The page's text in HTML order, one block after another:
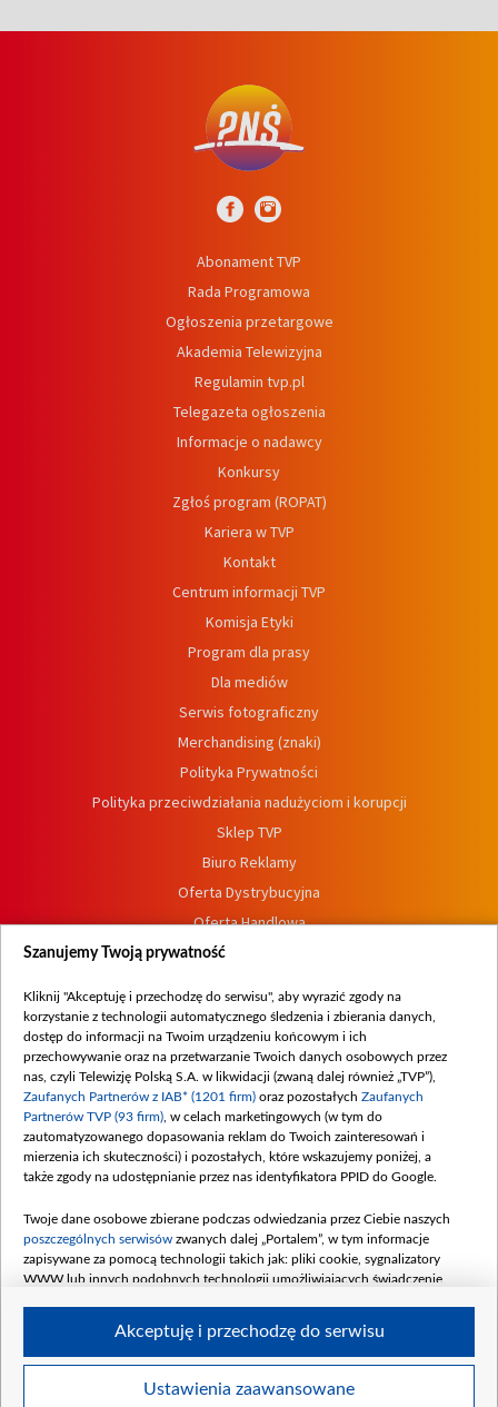
Abonament TVP
Rada Programowa
Ogłoszenia przetargowe
Akademia Telewizyjna
Regulamin tvp.pl
Telegazeta ogłoszenia
Informacje o nadawcy
Konkursy
Zgłoś program (ROPAT)
Kariera w TVP
Kontakt
Centrum informacji TVP
Komisja Etyki
Program dla prasy
Dla mediów
Serwis fotograficzny
Merchandising (znaki)
Polityka Prywatności
Polityka przeciwdziałania nadużyciom i korupcji
Sklep TVP
Biuro Reklamy
Oferta Dystrybucyjna
Oferta Handlowa
Dostępność
Procedura zgłoszeń wewnętrznych
Szanujemy Twoją prywatność
Kliknij "Akceptuję i przechodzę do serwisu", aby wyrazić zgody na
korzystanie z technologii automatycznego śledzenia i zbierania danych,
dostęp do informacji na Twoim urządzeniu końcowym i ich
przechowywanie oraz na przetwarzanie Twoich danych osobowych przez
nas, czyli Telewizję Polską S.A. w likwidacji (zwaną dalej również „TVP”),
Zaufanych Partnerów z IAB* (1201 firm) oraz pozostałych Zaufanych
Partnerów TVP (93 firm) , w celach marketingowych (w tym do
zautomatyzowanego dopasowania reklam do Twoich zainteresowań i
mierzenia ich skuteczności) i pozostałych, które wskazujemy poniżej, a
także zgody na udostępnianie przez nas identyfikatora PPID do Google.
Twoje dane osobowe zbierane podczas odwiedzania przez Ciebie naszych
poszczególnych serwisów zwanych dalej „Portalem”, w tym informacje
zapisywane za pomocą technologii takich jak: pliki cookie, sygnalizatory
WWW lub innych podobnych technologii umożliwiających świadczenie
Twoje dane osobowe zbierane podczas odwiedzania przez Ciebie
Ustawienia zaawansowane
Akceptuję i przechodzę do serwisu